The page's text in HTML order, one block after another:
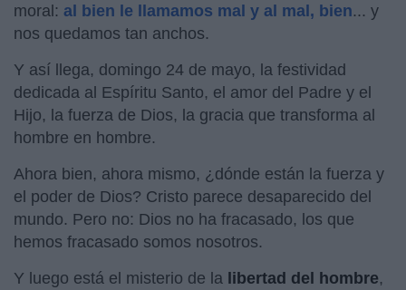
moral: al bien le llamamos mal y al mal, bien... y
nos quedamos tan anchos.
Y así llega, domingo 24 de mayo, la festividad
dedicada al Espíritu Santo, el amor del Padre y el
Hijo, la fuerza de Dios, la gracia que transforma al
hombre en hombre.
Ahora bien, ahora mismo, ¿dónde están la fuerza y
el poder de Dios? Cristo parece desaparecido del
mundo. Pero no: Dios no ha fracasado, los que
hemos fracasado somos nosotros.
Y luego está el misterio de la libertad del hombre,